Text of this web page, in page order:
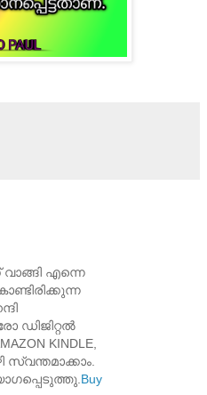
വാങ്ങി എന്നെ
ഡിജിറ്റൽ
KINDLE,
സ്വന്തമാക്കാം.
Buy